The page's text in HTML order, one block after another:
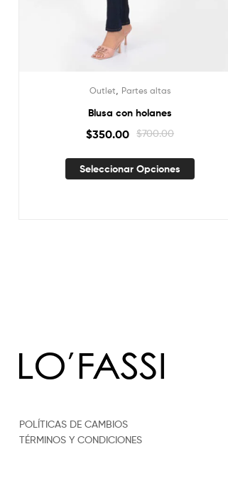
Outlet Partes altas
Blusa con holanes
$700.00
$350.00
Seleccionar Opciones
POLÍTICAS DE CAMBIOS
TÉRMINOS Y CONDICIONES